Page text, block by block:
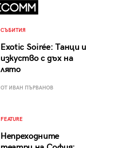
СЪБИТИЯ
Exotic Soirée: Танци и
изкуство с дъх на
лято
ОТ ИВАН ПЪРВАНОВ
FEATURE
Непреходните